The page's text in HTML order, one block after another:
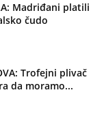
Madriđani platili
čudo
Trofejni plivač
da moramo...